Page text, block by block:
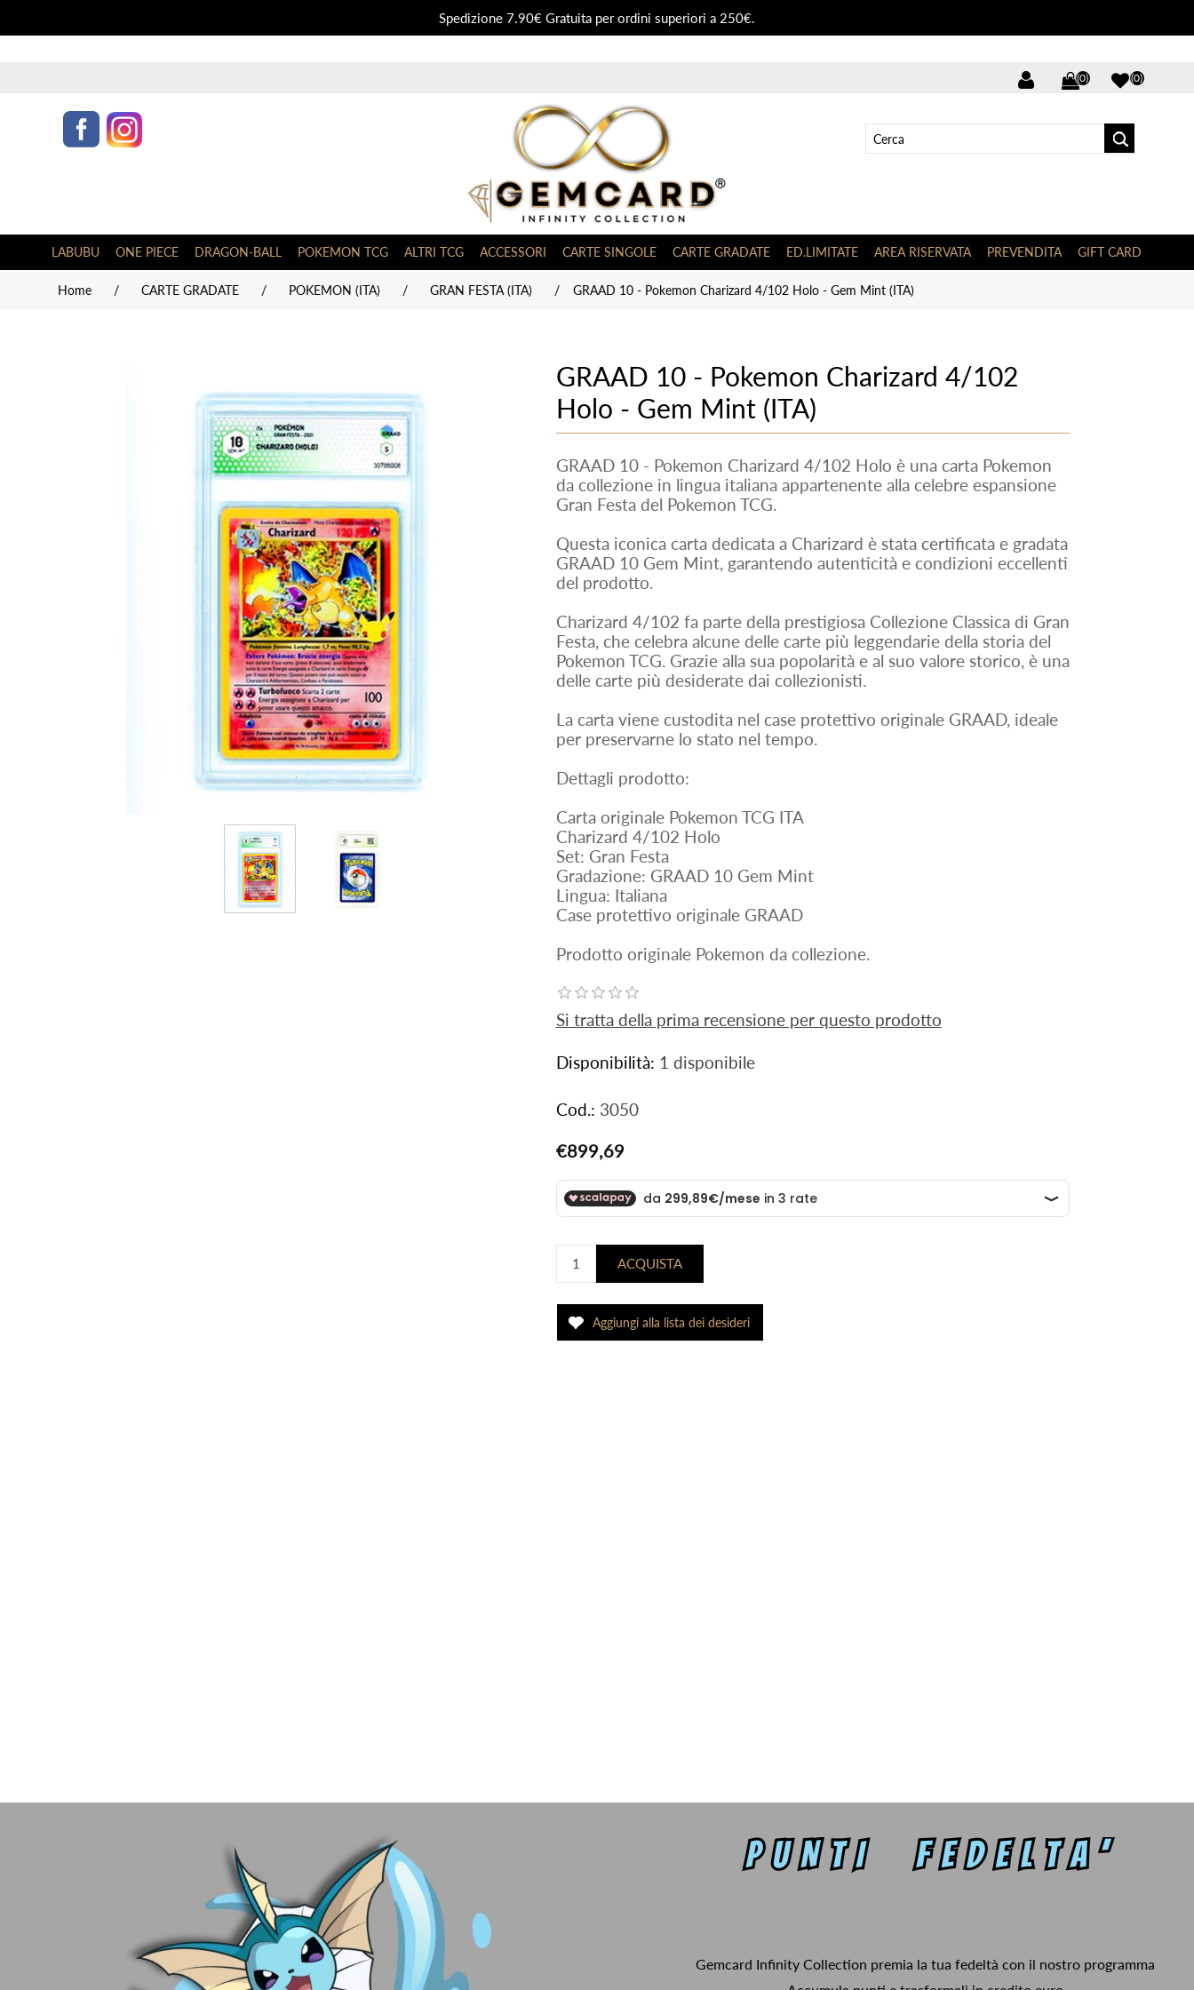
Spedizione 7.90€ Gratuita per ordini superiori a 250€.
(0) (0)
LABUBU ONE PIECE DRAGON-BALL POKEMON TCG ALTRI TCG ACCESSORI CARTE SINGOLE CARTE GRADATE ED.LIMITATE AREA RISERVATA PREVENDITA GIFT CARD
Home / CARTE GRADATE / POKEMON (ITA) / GRAN FESTA (ITA) / GRAAD 10 - Pokemon Charizard 4/102 Holo - Gem Mint (ITA)
GRAAD 10 - Pokemon Charizard 4/102
Holo - Gem Mint (ITA)
GRAAD 10 - Pokemon Charizard 4/102 Holo è una carta Pokemon
da collezione in lingua italiana appartenente alla celebre espansione
Gran Festa del Pokemon TCG.
Questa iconica carta dedicata a Charizard è stata certificata e gradata
GRAAD 10 Gem Mint, garantendo autenticità e condizioni eccellenti
del prodotto.
Charizard 4/102 fa parte della prestigiosa Collezione Classica di Gran
Festa, che celebra alcune delle carte più leggendarie della storia del
Pokemon TCG. Grazie alla sua popolarità e al suo valore storico, è una
delle carte più desiderate dai collezionisti.
La carta viene custodita nel case protettivo originale GRAAD, ideale
per preservarne lo stato nel tempo.
Dettagli prodotto:
Carta originale Pokemon TCG ITA
Charizard 4/102 Holo
Set: Gran Festa
Gradazione: GRAAD 10 Gem Mint
Lingua: Italiana
Case protettivo originale GRAAD
Prodotto originale Pokemon da collezione.
Si tratta della prima recensione per questo prodotto
Disponibilità: 1 disponibile
Cod.: 3050
€899,69
Gemcard Infinity Collection premia la tua fedeltà con il nostro programma